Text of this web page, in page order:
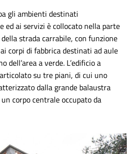
gli ambienti destinati
ed ai servizi è collocato nella parte
strada carrabile, con funzione
corpi di fabbrica destinati ad aule
dell’area a verde. L’edificio a
su tre piani, di cui uno
dalla grande balaustra
corpo centrale occupato da